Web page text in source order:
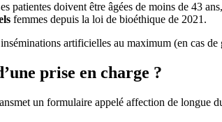
patientes doivent être âgées de moins de 43
femmes depuis la loi de bioéthique de 2021.
artificielles au maximum (en cas de
prise en charge ?
un formulaire appelé affection de longue